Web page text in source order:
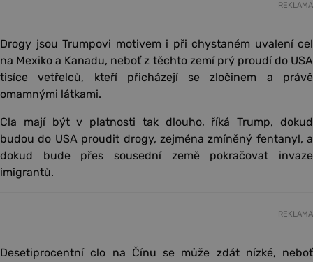
REKLAMA
Drogy jsou Trumpovi motivem i při chystaném uvalení cel
na Mexiko a Kanadu, neboť z těchto zemí prý proudí do USA
tisíce vetřelců, kteří přicházejí se zločinem a právě
omamnými látkami.
Cla mají být v platnosti tak dlouho, říká Trump, dokud
budou do USA proudit drogy, zejména zmíněný fentanyl, a
dokud bude přes sousední země pokračovat invaze
imigrantů.
REKLAMA
Desetiprocentní clo na Čínu se může zdát nízké, neboť